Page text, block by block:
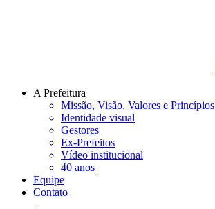
A Prefeitura
Missão, Visão, Valores e Princípios
Identidade visual
Gestores
Ex-Prefeitos
Vídeo institucional
40 anos
Equipe
Contato